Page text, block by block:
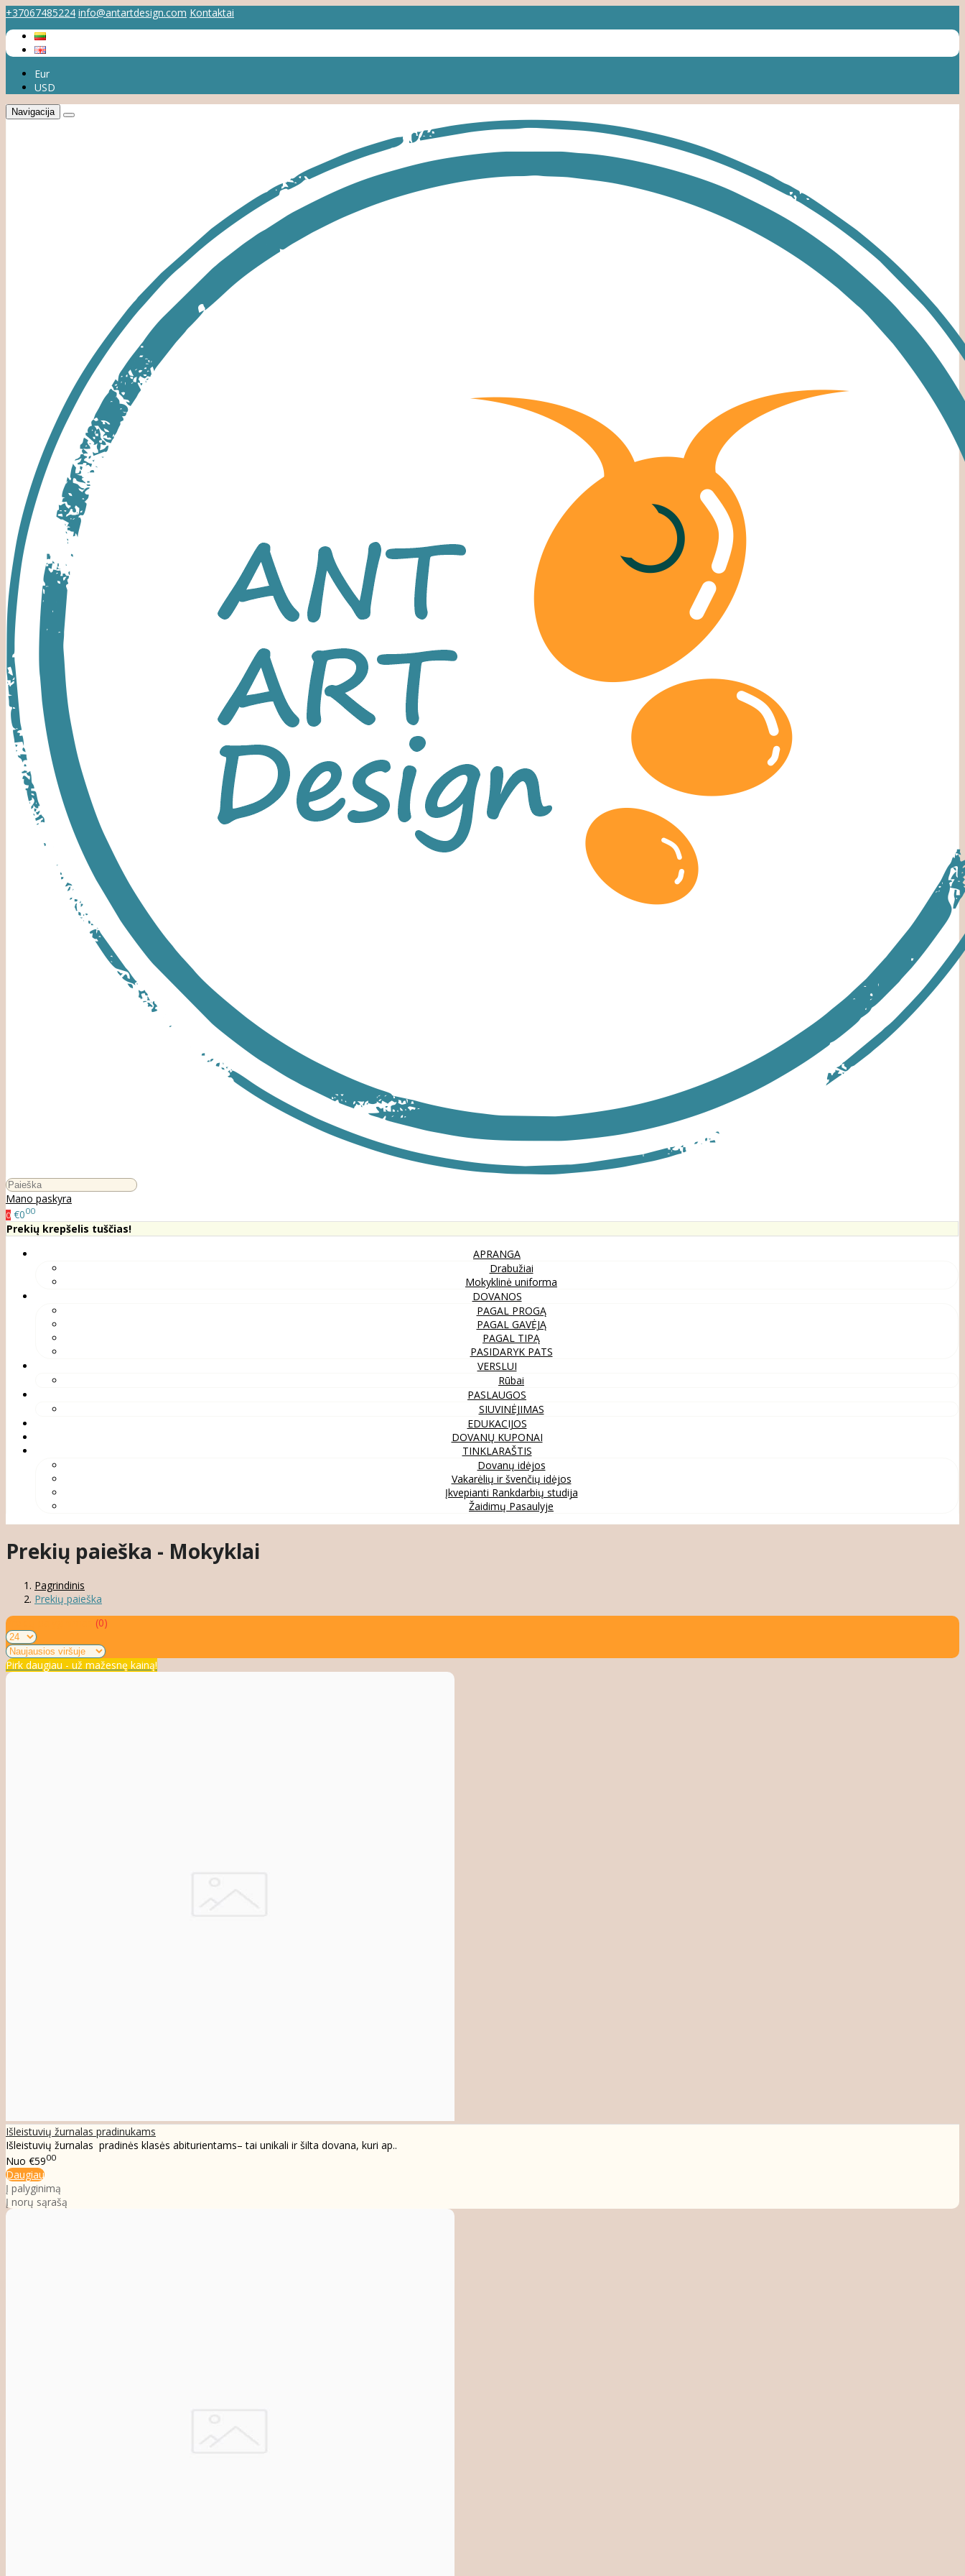
+37067485224 info@antartdesign.com Kontaktai
Eur
USD
Navigacija
Mano paskyra
0 €000
Prekių krepšelis tuščias!
APRANGA
Drabužiai
Mokyklinė uniforma
DOVANOS
PAGAL PROGĄ
PAGAL GAVĖJĄ
PAGAL TIPĄ
PASIDARYK PATS
VERSLUI
Rūbai
PASLAUGOS
SIUVINĖJIMAS
EDUKACIJOS
DOVANŲ KUPONAI
TINKLARAŠTIS
Dovanų idėjos
Vakarėlių ir švenčių idėjos
Įkvepianti Rankdarbių studija
Žaidimų Pasaulyje
Prekių paieška - Mokyklai
Pagrindinis
Prekių paieška
Prekių palyginimas (0)
Pirk daugiau - už mažesnę kainą!
Išleistuvių žurnalas pradinukams
Išleistuvių žurnalas pradinės klasės abiturientams– tai unikali ir šilta dovana, kuri ap..
Nuo €5900
Daugiau
Į palyginimą
Į norų sąrašą